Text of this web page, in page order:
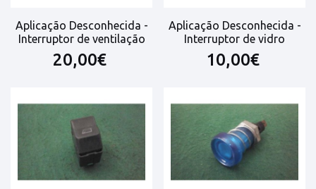
Aplicação Desconhecida -
Interruptor de ventilação
20,00€
Aplicação Desconhecida -
Interruptor de vidro
10,00€